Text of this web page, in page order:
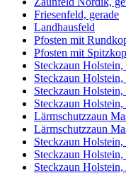
Friesenfeld, gerade
Landhausfeld
Pfosten mit
Pfosten mit
Steckzaun
Steckzaun
Steckzaun
Steckzaun Holstein,
Lärmschutzzaun
Lärmschutzzaun
Steckzaun
Steckzaun
Steckzaun